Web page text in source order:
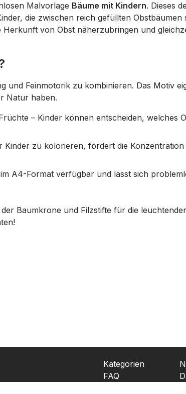
Malvorlage Bäume mit Kindern. Dieses
die zwischen reich gefüllten Obstbäumen
von Obst näherzubringen und
und Feinmotorik zu kombinieren. Das Motiv
Natur haben.
– Kinder können entscheiden, welches
Kinder zu kolorieren, fördert die
A4-Format verfügbar und lässt sich
Baumkrone und Filzstifte für die
Kategorien
FAQ